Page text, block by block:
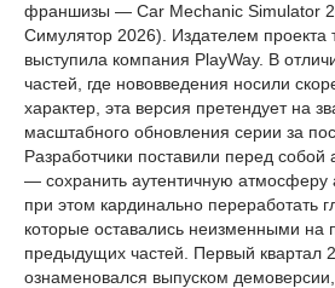
франшизы — Car Mechanic Simulator
Симулятор 2026). Издателем проекта
выступила компания PlayWay. В
частей, где нововведения носили
характер, эта версия претендует на
масштабного обновления серии за
Разработчики поставили перед
— сохранить аутентичную атмосферу
при этом кардинально переработать
которые оставались неизменными на
предыдущих частей. Первый квартал
ознаменовался выпуском